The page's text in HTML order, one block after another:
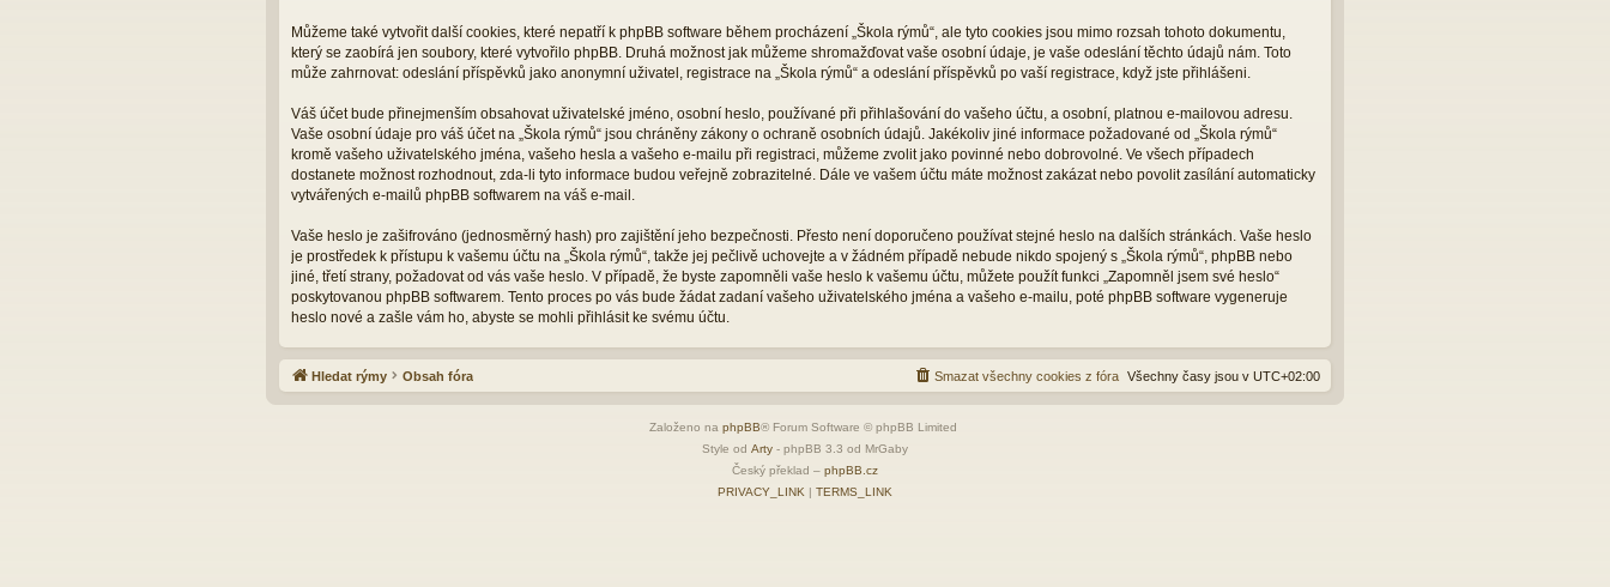
Můžeme také vytvořit další cookies, které nepatří k phpBB software během procházení „Škola rýmů“, ale tyto cookies jsou mimo rozsah tohoto dokumentu,
který se zaobírá jen soubory, které vytvořilo phpBB. Druhá možnost jak můžeme shromažďovat vaše osobní údaje, je vaše odeslání těchto údajů nám. Toto
může zahrnovat: odeslání příspěvků jako anonymní uživatel, registrace na „Škola rýmů“ a odeslání příspěvků po vaší registrace, když jste přihlášeni.
Váš účet bude přinejmenším obsahovat uživatelské jméno, osobní heslo, používané při přihlašování do vašeho účtu, a osobní, platnou e-mailovou adresu.
Vaše osobní údaje pro váš účet na „Škola rýmů“ jsou chráněny zákony o ochraně osobních údajů. Jakékoliv jiné informace požadované od „Škola rýmů“
kromě vašeho uživatelského jména, vašeho hesla a vašeho e-mailu při registraci, můžeme zvolit jako povinné nebo dobrovolné. Ve všech případech
dostanete možnost rozhodnout, zda-li tyto informace budou veřejně zobrazitelné. Dále ve vašem účtu máte možnost zakázat nebo povolit zasílání automaticky
vytvářených e-mailů phpBB softwarem na váš e-mail.
Vaše heslo je zašifrováno (jednosměrný hash) pro zajištění jeho bezpečnosti. Přesto není doporučeno používat stejné heslo na dalších stránkách. Vaše heslo
je prostředek k přístupu k vašemu účtu na „Škola rýmů“, takže jej pečlivě uchovejte a v žádném případě nebude nikdo spojený s „Škola rýmů“, phpBB nebo
jiné, třetí strany, požadovat od vás vaše heslo. V případě, že byste zapomněli vaše heslo k vašemu účtu, můžete použít funkci „Zapomněl jsem své heslo“
poskytovanou phpBB softwarem. Tento proces po vás bude žádat zadaní vašeho uživatelského jména a vašeho e-mailu, poté phpBB software vygeneruje
heslo nové a zašle vám ho, abyste se mohli přihlásit ke svému účtu.
Hledat rýmy Obsah fóra Všechny časy jsou v UTC+02:00
Smazat všechny cookies z fóra
Založeno na phpBB® Forum Software © phpBB Limited
Style od Arty - phpBB 3.3 od MrGaby
Český překlad – phpBB.cz
PRIVACY_LINK | TERMS_LINK